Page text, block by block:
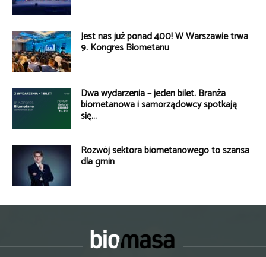
Jest nas już ponad 400! W Warszawie trwa
9. Kongres Biometanu
Dwa wydarzenia – jeden bilet. Branża
biometanowa i samorządowcy spotkają
się...
Rozwój sektora biometanowego to szansa
dla gmin